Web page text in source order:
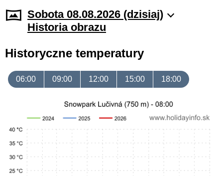
Sobota 08.08.2026 (dzisiaj)
Historia obrazu
Historyczne temperatury
06:00 09:00 12:00 15:00 18:00